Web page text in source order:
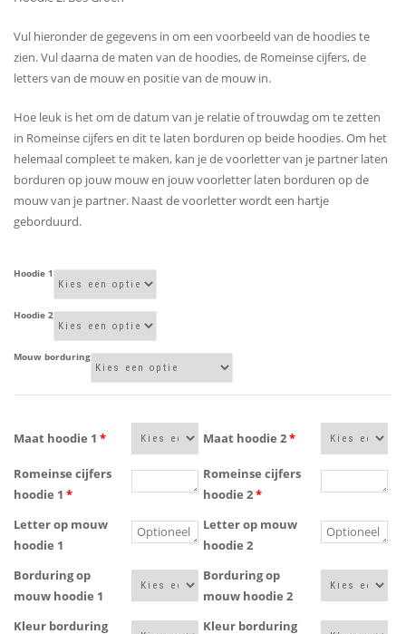
Vul hieronder de gegevens in om een voorbeeld van de hoodies te
zien. Vul daarna de maten van de hoodies, de Romeinse cijfers, de
letters van de mouw en positie van de mouw in.
Hoe leuk is het om de datum van je relatie of trouwdag om te zetten
in Romeinse cijfers en dit te laten borduren op beide hoodies. Om het
helemaal compleet te maken, kan je de voorletter van je partner laten
borduren op jouw mouw en jouw voorletter laten borduren op de
mouw van je partner. Naast de voorletter wordt een hartje
geborduurd.
Hoodie 1
Hoodie 2
Mouw borduring
Maat hoodie 1 * Maat hoodie 2*
Romeinse cijfers
hoodie 1 *
Romeinse cijfers
hoodie 2*
Letter op mouw
hoodie 1
Letter op mouw
hoodie 2
Borduring op
mouw hoodie 1
Borduring op
mouw hoodie 2
Kleur borduring
Kleur borduring